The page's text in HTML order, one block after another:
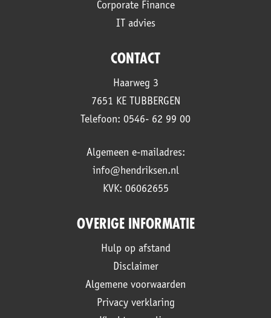
Corporate Finance
IT advies
CONTACT
Haarweg 3
7651 KE TUBBERGEN
Telefoon: 0546- 62 99 00
Algemeen e-mailadres:
info@hendriksen.nl
KVK: 06062655
OVERIGE INFORMATIE
Hulp op afstand
Disclaimer
Algemene voorwaarden
Privacy verklaring